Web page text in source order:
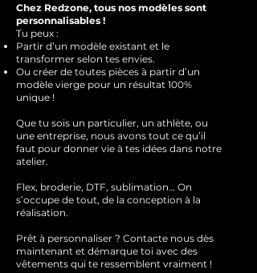
Chez Redzone, tous nos modèles sont
personnalisables !
Tu peux :
Partir d’un modèle existant et le
transformer selon tes envies.
Ou créer de toutes pièces à partir d’un
modèle vierge pour un résultat 100%
unique !
Que tu sois un particulier, un athlète, ou
une entreprise, nous avons tout ce qu’il
faut pour donner vie à tes idées dans notre
atelier.
Flex, broderie, DTF, sublimation… On
s’occupe de tout, de la conception à la
réalisation.
Prêt à personnaliser ? Contacte nous dès
maintenant et démarque toi avec des
vêtements qui te ressemblent vraiment !